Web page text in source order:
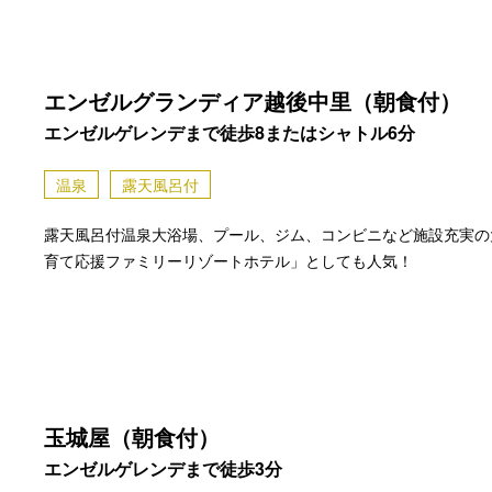
エンゼルグランディア越後中里（朝食付）
エンゼルゲレンデまで徒歩8またはシャトル6分
温泉 露天風呂付
露天風呂付温泉大浴場、プール、ジム、コンビニなど施設充実
育て応援ファミリーリゾートホテル」としても人気！
玉城屋（朝食付）
エンゼルゲレンデまで徒歩3分